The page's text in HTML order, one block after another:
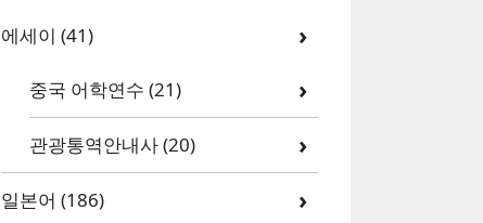
에세이 (41)
중국 어학연수 (21)
관광통역안내사(20)
일본어 (186)